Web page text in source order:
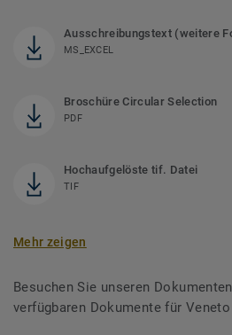
Ausschreibungstext (weitere
MS_EXCEL
Broschüre Circular Selection
PDF
Hochaufgelöste tif. Datei
TIF
Mehr zeigen
Besuchen Sie unseren
verfügbaren Dokumente für